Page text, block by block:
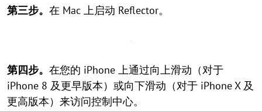
第三步。 在 Mac 上启动 Reflector。
第四步。 在您的 iPhone 上通过向上滑动（对于
iPhone 8 及更早版本）或向下滑动（对于 iPhone X 及
更高版本）来访问控制中心。